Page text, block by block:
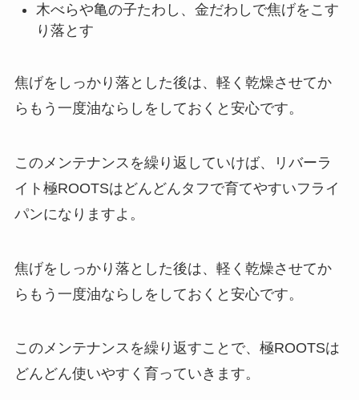
木べらや亀の子たわし、金だわしで焦げをこす
り落とす
焦げをしっかり落とした後は、軽く乾燥させてか
らもう一度油ならしをしておくと安心です。
このメンテナンスを繰り返していけば、リバーラ
イト極ROOTSはどんどんタフで育てやすいフライ
パンになりますよ。
焦げをしっかり落とした後は、軽く乾燥させてか
らもう一度油ならしをしておくと安心です。
このメンテナンスを繰り返すことで、極ROOTSは
どんどん使いやすく育っていきます。